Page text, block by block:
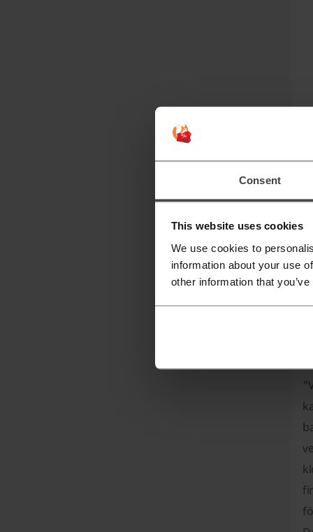
Consent
This website uses cookies
We use cookies to
information about your use
other information that